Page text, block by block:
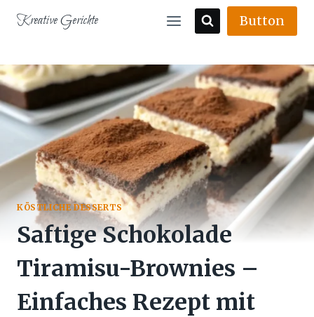
Kreative Gerichte Button
KÖSTLICHE DESSERTS
Saftige Schokolade
Tiramisu-Brownies –
Einfaches Rezept mit